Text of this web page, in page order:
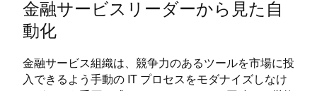
金融サービスリーダーから見た自
動化
金融サービス組織は、競争力のあるツールを市場に投
入できるよう手動の IT プロセスをモダナイズしなけ